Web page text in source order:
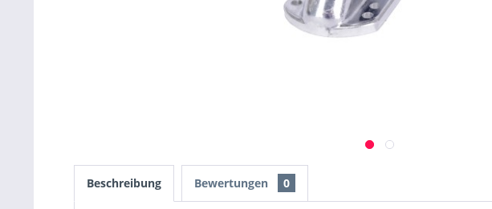
Beschreibung Bewertungen 0